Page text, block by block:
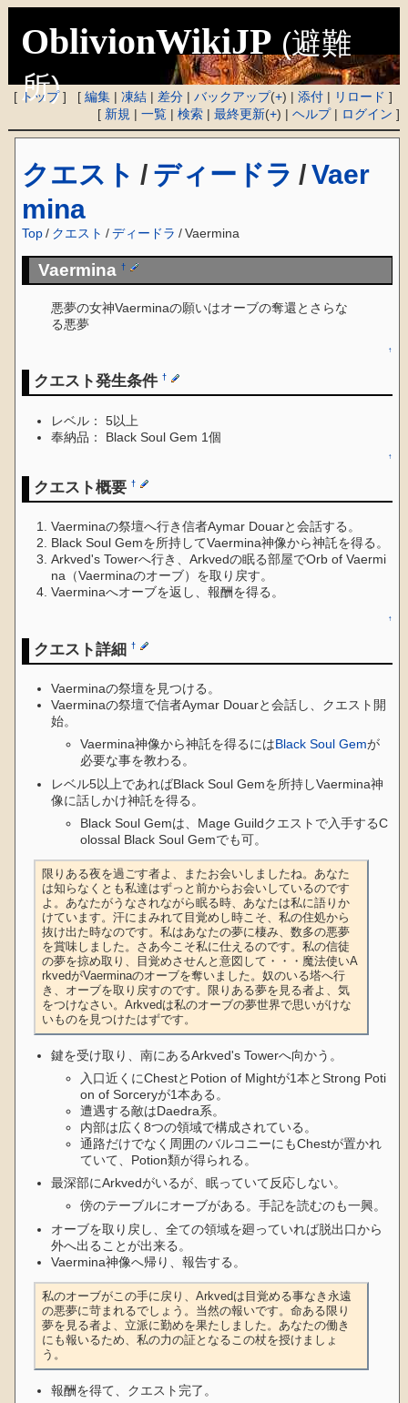
OblivionWikiJP (避難
所)
[ トップ] [編集 |凍結 | 差分 |バックアップ(+) |添付 | リロード ]
[ 新規 |一覧 |検索 |最終更新(+) |ヘルプ| ログイン ]
クエスト / ディードラ /Vaer
mina
Top / クエスト /ディードラ / Vaermina
Vaermina†
悪夢の女神Vaerminaの願いはオーブの奪還とさらな
る悪夢
↑
クエスト発生条件†
レベル： 5以上
奉納品： Black Soul Gem 1個
↑
クエスト概要†
Vaerminaの祭壇へ行き信者Aymar Douarと会話する。
Black Soul Gemを所持してVaermina神像から神託を得る。
Arkved's Towerへ行き、Arkvedの眠る部屋でOrb of Vaermi
na（Vaerminaのオーブ）を取り戻す。
Vaerminaへオーブを返し、報酬を得る。
↑
クエスト詳細†
Vaerminaの祭壇を見つける。
Vaerminaの祭壇で信者Aymar Douarと会話し、クエスト開
始。
Vaermina神像から神託を得るにはBlack Soul Gemが
必要な事を教わる。
レベル5以上であればBlack Soul Gemを所持しVaermina神
像に話しかけ神託を得る。
Black Soul Gemは、Mage Guildクエストで入手するC
olossal Black Soul Gemでも可。
限りある夜を過ごす者よ、またお会いしましたね。あなた
は知らなくとも私達はずっと前からお会いしているのです
よ。あなたがうなされながら眠る時、あなたは私に語りか
けています。汗にまみれて目覚めし時こそ、私の住処から
抜け出た時なのです。私はあなたの夢に棲み、数多の悪夢
を賞味しました。さあ今こそ私に仕えるのです。私の信徒
の夢を掠め取り、目覚めさせんと意図して・・・魔法使いA
rkvedがVaerminaのオーブを奪いました。奴のいる塔へ行
き、オーブを取り戻すのです。限りある夢を見る者よ、気
をつけなさい。Arkvedは私のオーブの夢世界で思いがけな
いものを見つけたはずです。
鍵を受け取り、南にあるArkved's Towerへ向かう。
入口近くにChestとPotion of Mightが1本とStrong Poti
on of Sorceryが1本ある。
遭遇する敵はDaedra系。
内部は広く8つの領域で構成されている。
通路だけでなく周囲のバルコニーにもChestが置かれ
ていて、Potion類が得られる。
最深部にArkvedがいるが、眠っていて反応しない。
傍のテーブルにオーブがある。手記を読むのも一興。
オーブを取り戻し、全ての領域を廻っていれば脱出口から
外へ出ることが出来る。
Vaermina神像へ帰り、報告する。
私のオーブがこの手に戻り、Arkvedは目覚める事なき永遠
の悪夢に苛まれるでしょう。当然の報いです。命ある限り
夢を見る者よ、立派に勤めを果たしました。あなたの働き
にも報いるため、私の力の証となるこの杖を授けましょ
う。
報酬を得て、クエスト完了。